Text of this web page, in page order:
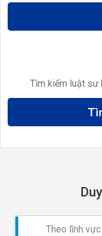
Tìm kiếm luật sư
Theo lĩnh vực